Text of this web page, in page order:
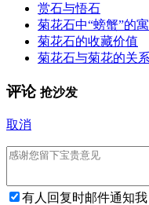
赏石与悟石
菊花石中“螃蟹”的
菊花石的收藏价值
菊花石与菊花的关系
评论 抢沙发
取消
有人回复时邮件通知我